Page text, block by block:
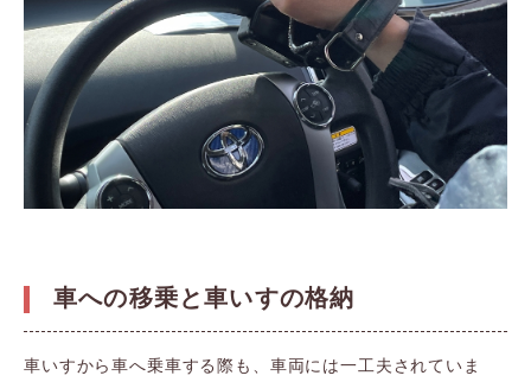
車への移乗と車いすの格納
車いすから車へ乗車する際も、車両には一工夫されていま